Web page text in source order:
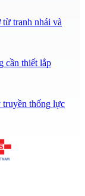
tranh nhái và
cần thiết lắp
truyền thống lực